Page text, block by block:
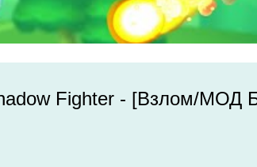
Fighter - [Взлом/МОД